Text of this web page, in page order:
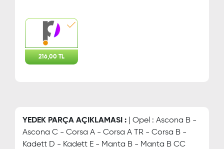
216,00 TL
YEDEK PARÇA AÇIKLAMASI : | Opel : Ascona B -
Ascona C - Corsa A - Corsa A TR - Corsa B -
Kadett D - Kadett E - Manta B - Manta B CC